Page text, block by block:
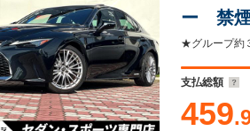
ー 禁
ートメ
ー
支払総額
459